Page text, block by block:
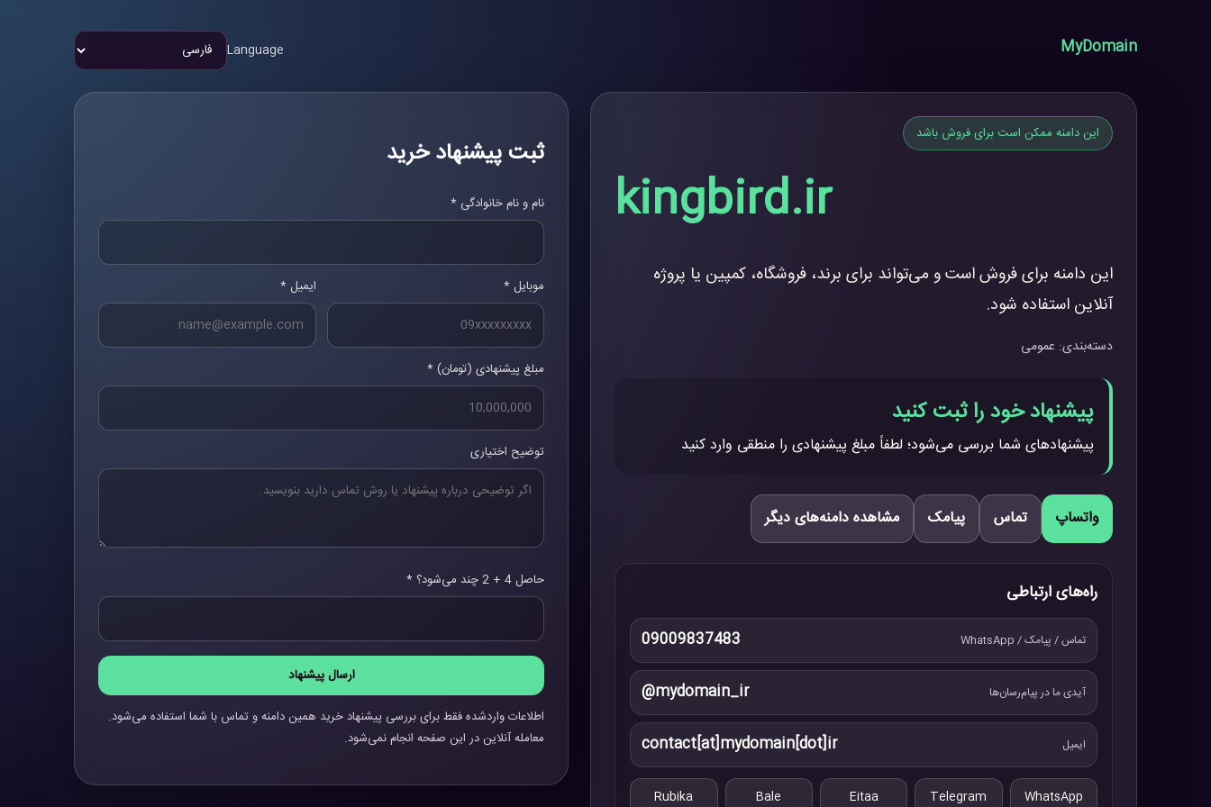
MyDomain
Language
این دامنه ممکن است برای فروش باشد
kingbird.ir
این دامنه برای فروش است و می‌تواند برای برند، فروشگاه، کمپین یا پروژه
آنلاین استفاده شود.
دسته‌بندی: عمومی
پیشنهاد خود را ثبت کنید
پیشنهادهای شما بررسی می‌شود؛ لطفاً مبلغ پیشنهادی را منطقی وارد کنید
واتساپ تماس پیامک مشاهده دامنه‌های دیگر
راه‌های ارتباطی
تماس / پیامک / WhatsApp 09009837483
آیدی ما در پیام‌رسان‌ها @mydomain_ir
ایمیل contact[at]mydomain[dot]ir
WhatsApp
Telegram
Eitaa
Bale
Rubika
ثبت پیشنهاد خرید
نام و نام خانوادگی *
موبایل * ایمیل *
مبلغ پیشنهادی (تومان) *
توضیح اختیاری
حاصل 4 + 2 چند می‌شود؟ *
ارسال پیشنهاد
اطلاعات واردشده فقط برای بررسی پیشنهاد خرید همین دامنه و تماس با شما استفاده می‌شود.
معامله آنلاین در این صفحه انجام نمی‌شود.